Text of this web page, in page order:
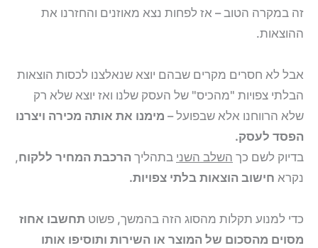
זה במקרה הטוב – אז לפחות נצא מאוזנים והחזרנו את
ההוצאות.
אבל לא חסרים מקרים שבהם יוצא שנאלצנו לכסות הוצאות
הבלתי צפויות "מהכיס" של העסק שלנו ואז יוצא שלא רק
שלא הרווחנו אלא שבפועל – מימנו את אותה מכירה ויצרנו
הפסד לעסק.
בדיוק לשם כך השלב השני בתהליך הרכבת המחיר ללקוח,
נקרא חישוב הוצאות בלתי צפויות.
כדי למנוע תקלות מהסוג הזה בהמשך, פשוט תחשבו אחוז
מסוים מהסכום של המוצר או השירות ותוסיפו אותו